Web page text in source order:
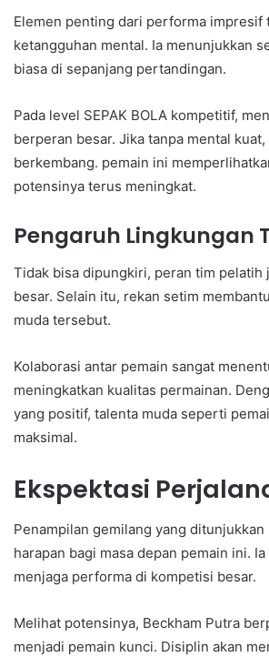
Elemen penting dari performa impresif
ketangguhan mental. Ia menunjukkan
biasa di sepanjang pertandingan.
Pada level SEPAK BOLA kompetitif,
berperan besar. Jika tanpa mental
berkembang. pemain ini
potensinya terus meningkat.
Pengaruh Lingkungan
Tidak bisa dipungkiri, peran tim pelatih
besar. Selain itu, rekan setim
muda tersebut.
Kolaborasi antar pemain sangat
meningkatkan kualitas permainan.
yang positif, talenta muda seperti
maksimal.
Ekspektasi
Penampilan gemilang yang ditunjukkan
harapan bagi masa depan pemain ini.
menjaga performa di kompetisi besar.
Melihat potensinya, Beckham Putra
menjadi pemain kunci. Disiplin akan